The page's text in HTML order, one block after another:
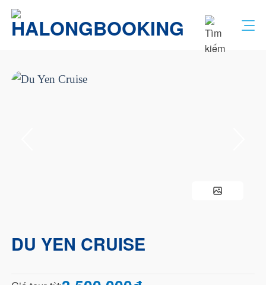
Bỏ
qua
DU YEN CRUISE